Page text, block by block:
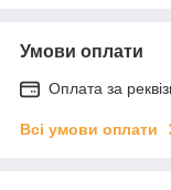
Умови оплати
Оплата за
Всі умови оплати